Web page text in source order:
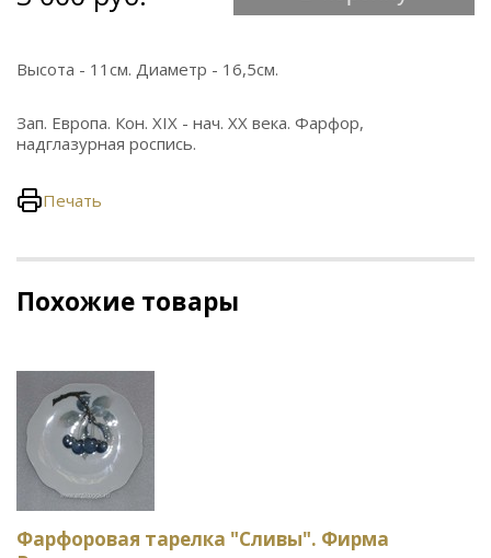
Высота - 11см. Диаметр - 16,5см.
Зап. Европа. Кон. XIX - нач. ХХ века. Фарфор,
надглазурная роспись.
Печать
Похожие товары
Фарфоровая тарелка "Сливы". Фирма